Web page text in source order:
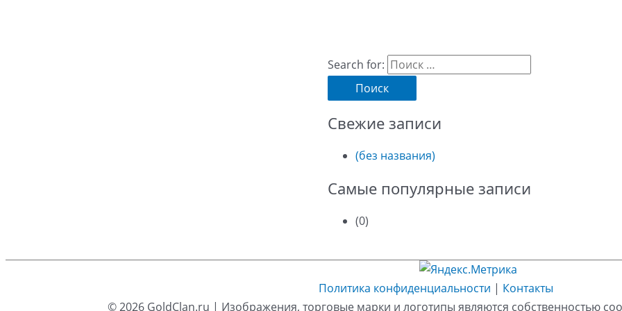
Search for:
Свежие записи
(без названия)
Самые популярные записи
(0)
Политика конфиденциальности | Контакты
© 2026 GoldClan.ru | Изображения, торговые марки и логотипы являются собственностью